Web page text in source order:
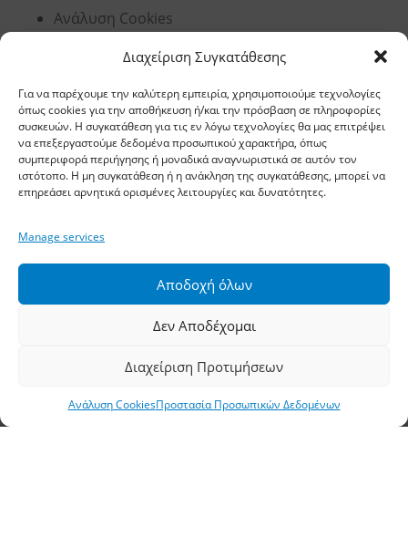
Διαχείριση Συγκατάθεσης
Για να παρέχουμε την καλύτερη εμπειρία, χρησιμοποιούμε τεχνολογίες
όπως cookies για την αποθήκευση ή/και την πρόσβαση σε πληροφορίες
συσκευών. Η συγκατάθεση για τις εν λόγω τεχνολογίες θα μας επιτρέψει
να επεξεργαστούμε δεδομένα προσωπικού χαρακτήρα, όπως
συμπεριφορά περιήγησης ή μοναδικά αναγνωριστικά σε αυτόν τον
ιστότοπο. Η μη συγκατάθεση ή η ανάκληση της συγκατάθεσης, μπορεί να
επηρεάσει αρνητικά ορισμένες λειτουργίες και δυνατότητες.
Manage services
Αποδοχή όλων
Δεν Αποδέχομαι
Διαχείριση Προτιμήσεων
Ανάλυση CookiesΠροστασία Προσωπικών Δεδομένων
Ανάλυση Cookies
Έδρα, Θεσσαλονίκη
Διεύθυνση: 11,5 χλμ Ε.Ο. Θεσσαλονίκης –
Αθηνών, Σίνδος, ΤΚ 57400, ΤΘ 1251
Τηλέφωνο:2310 778822–23
Φαξ: 2310 778824
waterpik@otenet.gr
Υποκατάστημα, Αθήνα
Διεύθυνση: Σταδίου 60, Αθήνα, ΤΚ 10564